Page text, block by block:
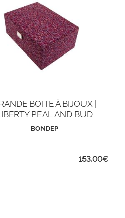
BOITE À BIJOUX |
PEAL AND BUD
BONDEP
153,00€